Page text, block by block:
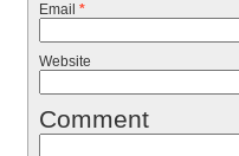
Email *
Website
Comment